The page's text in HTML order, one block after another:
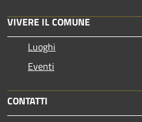
VIVERE IL COMUNE
Luoghi
Eventi
CONTATTI